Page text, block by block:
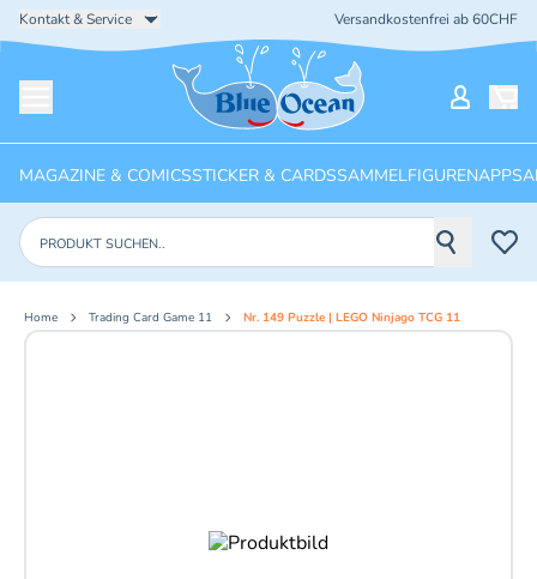
Kontakt & Service Versandkostenfrei ab 60CHF
Startseite
MAGAZINE & COMICSSTICKER & CARDSSAMMELFIGURENAPPS
Produkte suchen
Home Trading Card Game 11 Nr. 149 Puzzle | LEGO Ninjago TCG 11